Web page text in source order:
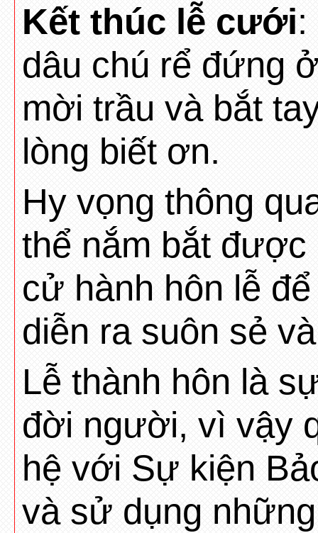
Kết thúc lễ cưới:
dâu chú rể đứng
mời trầu và bắt
lòng biết ơn.
Hy vọng thông
thể nắm bắt
cử hành hôn lễ
diễn ra suôn sẻ
Lễ thành hôn là
đời người, vì vậy
hệ với Sự kiện
và sử dụng